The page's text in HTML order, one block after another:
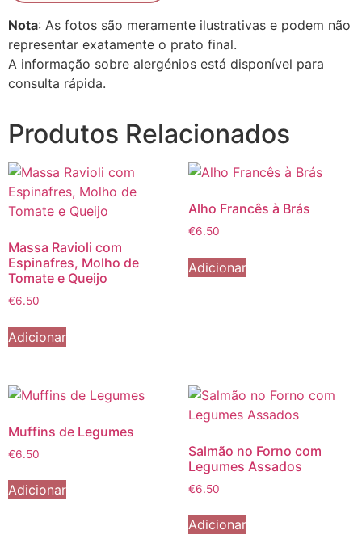
Nota: As fotos são meramente ilustrativas e podem não
representar exatamente o prato final.
A informação sobre alergénios está disponível para
consulta rápida.
Produtos Relacionados
Massa Ravioli com
Espinafres, Molho de
Tomate e Queijo
€6.50
Adicionar
Alho Francês à Brás
€6.50
Adicionar
Muffins de Legumes
€6.50
Adicionar
Salmão no Forno com
Legumes Assados
€6.50
Adicionar